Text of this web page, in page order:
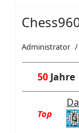
Administrator
50 Jahre
Top